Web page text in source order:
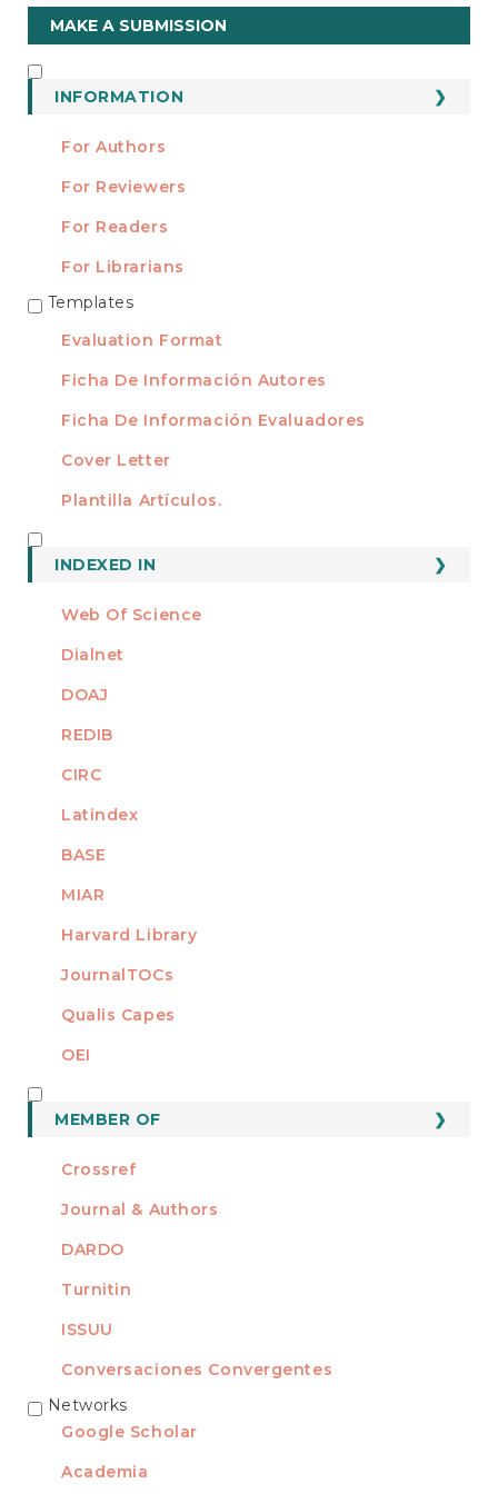
Make
a
Submission
MAKE A SUBMISSION
INFORMATION
For Authors
For Reviewers
For Readers
For Librarians
TEMPLATES
Templates
Evaluation Format
Ficha De Información Autores
Ficha De Información Evaluadores
Cover Letter
Plantilla Artículos.
INDEXED IN
Web Of Science
Dialnet
DOAJ
REDIB
CIRC
Latindex
BASE
MIAR
Harvard Library
JournalTOCs
Qualis Capes
OEI
MEMBER OF
Crossref
Journal & Authors
DARDO
Turnitin
ISSUU
Conversaciones Convergentes
REDES
Networks
Google Scholar
Academia